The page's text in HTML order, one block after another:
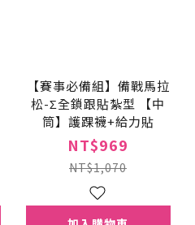
【賽事必備組】備戰馬拉
松-Σ全鎖跟貼紮型 【中
筒】護踝襪+給力貼
NT$969
NT$1,070